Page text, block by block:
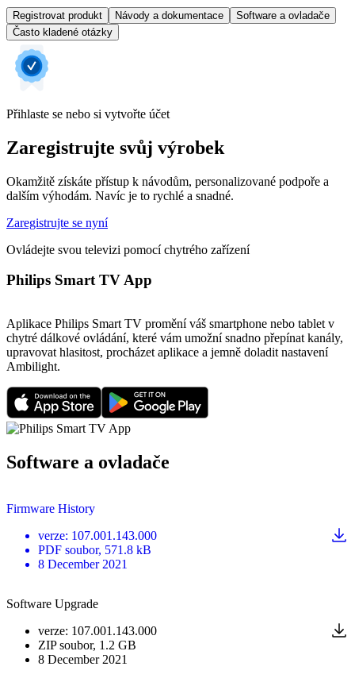
Registrovat produkt Návody a dokumentace
Software a ovladače
Často kladené otázky
Přihlaste se nebo si vytvořte účet
Zaregistrujte svůj výrobek
Okamžitě získáte přístup k návodům, personalizované podpoře a
dalším výhodám. Navíc je to rychlé a snadné.
Zaregistrujte se nyní
Ovládejte svou televizi pomocí chytrého zařízení
Philips Smart TV App
Aplikace Philips Smart TV promění váš smartphone nebo tablet v
chytré dálkové ovládání, které vám umožní snadno přepínat kanály,
upravovat hlasitost, procházet aplikace a jemně doladit nastavení
Ambilight.
Software a ovladače
Firmware History
verze: 107.001.143.000
PDF soubor, 571.8 kB
8 December 2021
Software Upgrade
verze: 107.001.143.000
ZIP soubor, 1.2 GB
8 December 2021